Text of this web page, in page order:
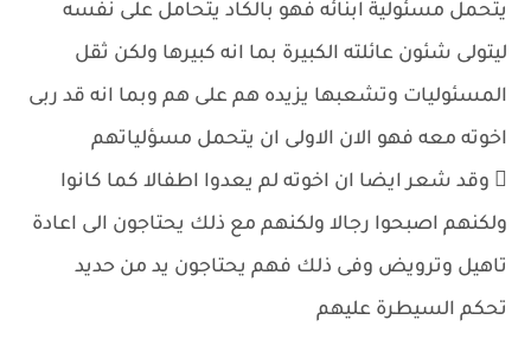
يتحمل مسئولية ابنائه فهو بالكاد يتحامل على نفسه
ليتولى شئون عائلته الكبيرة بما انه كبيرها ولكن ثقل
المسئوليات وتشعبها يزيده هم على هم وبما انه قد ربى
اخوته معه فهو الان الاولى ان يتحمل مسؤلياتهم
 وقد شعر ايضا ان اخوته لم يعدوا اطفالا كما كانوا
ولكنهم اصبحوا رجالا ولكنهم مع ذلك يحتاجون الى اعادة
تاهيل وترويض وفى ذلك فهم يحتاجون يد من حديد
تحكم السيطرة عليهم